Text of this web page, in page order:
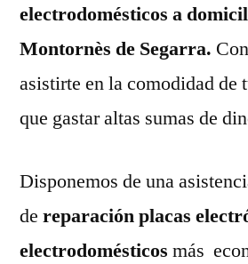
electrodomésticos a
Montornès de Segarra.
asistirte en la comodidad de
que gastar altas sumas de
Disponemos de una
de reparación placas
electrodomésticos más